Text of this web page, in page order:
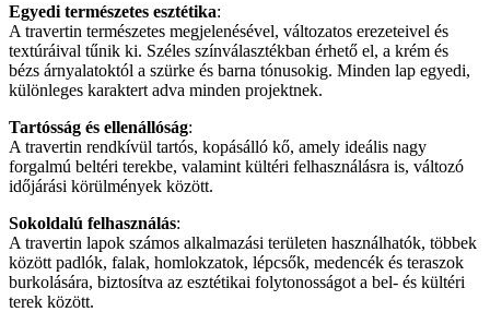
Egyedi természetes esztétika:
A travertin természetes megjelenésével, változatos erezeteivel és
textúráival tűnik ki. Széles színválasztékban érhető el, a krém és
bézs árnyalatoktól a szürke és barna tónusokig. Minden lap egyedi,
különleges karaktert adva minden projektnek.
Tartósság és ellenállóság:
A travertin rendkívül tartós, kopásálló kő, amely ideális nagy
forgalmú beltéri terekbe, valamint kültéri felhasználásra is, változó
időjárási körülmények között.
Sokoldalú felhasználás:
A travertin lapok számos alkalmazási területen használhatók, többek
között padlók, falak, homlokzatok, lépcsők, medencék és teraszok
burkolására, biztosítva az esztétikai folytonosságot a bel- és kültéri
terek között.